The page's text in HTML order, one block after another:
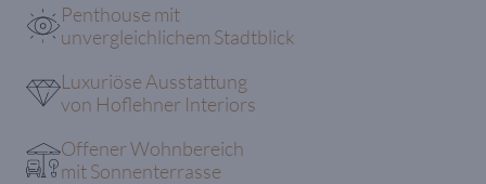
Penthouse mit
unvergleichlichem Stadtblick
Luxuriöse Ausstattung
von Hoflehner Interiors
Offener Wohnbereich
mit Sonnenterrasse